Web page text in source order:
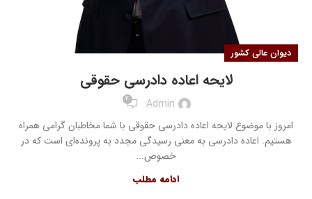
دیوان عالی کشور
لایحه اعاده دادرسی حقوقی
Admin
4
امروز با موضوع لایحه اعاده دادرسی حقوقی با شما مخاطبان گرامی همراه
هستیم. اعاده دادرسی به معنی رسیدگی مجدد به پرونده‌ای است که در
خصوص...
ادامه مطلب